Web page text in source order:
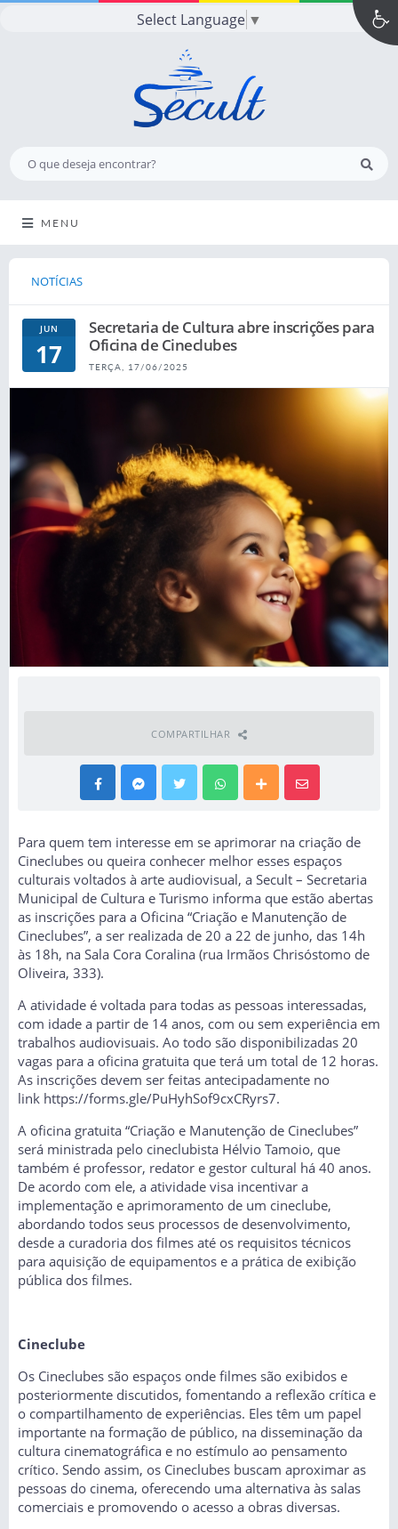
Select Language ▼
MENU
NOTÍCIAS
JUN
17
Secretaria de Cultura abre inscrições para
Oficina de Cineclubes
TERÇA, 17/06/2025
COMPARTILHAR
Para quem tem interesse em se aprimorar na criação de
Cineclubes ou queira conhecer melhor esses espaços
culturais voltados à arte audiovisual, a Secult – Secretaria
Municipal de Cultura e Turismo informa que estão abertas
as inscrições para a Oficina “Criação e Manutenção de
Cineclubes”, a ser realizada de 20 a 22 de junho, das 14h
às 18h, na Sala Cora Coralina (rua Irmãos Chrisóstomo de
Oliveira, 333).
A atividade é voltada para todas as pessoas interessadas,
com idade a partir de 14 anos, com ou sem experiência em
trabalhos audiovisuais. Ao todo são disponibilizadas 20
vagas para a oficina gratuita que terá um total de 12 horas.
As inscrições devem ser feitas antecipadamente no
link https://forms.gle/PuHyhSof9cxCRyrs7.
A oficina gratuita “Criação e Manutenção de Cineclubes”
será ministrada pelo cineclubista Hélvio Tamoio, que
também é professor, redator e gestor cultural há 40 anos.
De acordo com ele, a atividade visa incentivar a
implementação e aprimoramento de um cineclube,
abordando todos seus processos de desenvolvimento,
desde a curadoria dos filmes até os requisitos técnicos
para aquisição de equipamentos e a prática de exibição
pública dos filmes.
Cineclube
Os Cineclubes são espaços onde filmes são exibidos e
posteriormente discutidos, fomentando a reflexão crítica e
o compartilhamento de experiências. Eles têm um papel
importante na formação de público, na disseminação da
cultura cinematográfica e no estímulo ao pensamento
crítico. Sendo assim, os Cineclubes buscam aproximar as
pessoas do cinema, oferecendo uma alternativa às salas
comerciais e promovendo o acesso a obras diversas.